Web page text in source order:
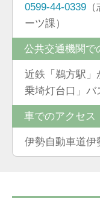
0599-44-0339
ーツ課）
公共交通機関で
近鉄「鵜方駅」
乗埼灯台口」バ
車でのアクセス
伊勢自動車道伊